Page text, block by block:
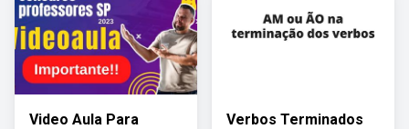
Video Aula Para
Verbos Terminados